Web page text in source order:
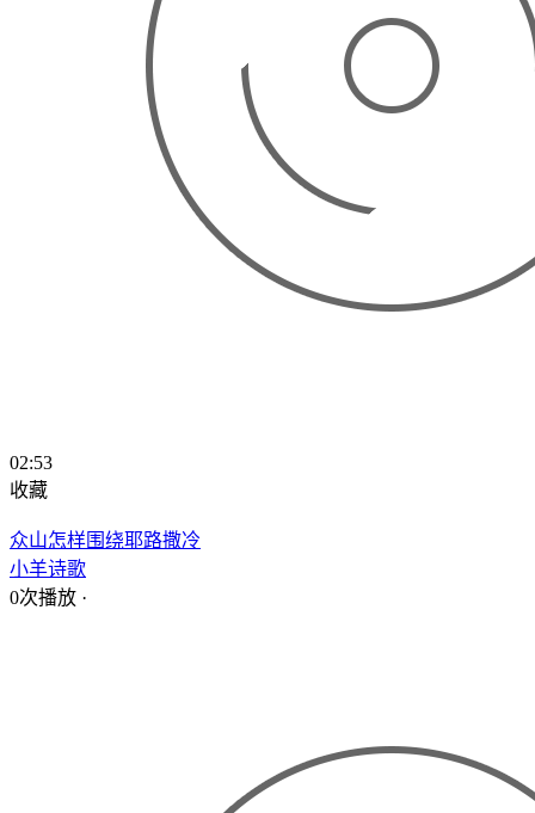
02:53
收藏
众山怎样围绕耶路撒冷
小羊诗歌
0次播放 ·